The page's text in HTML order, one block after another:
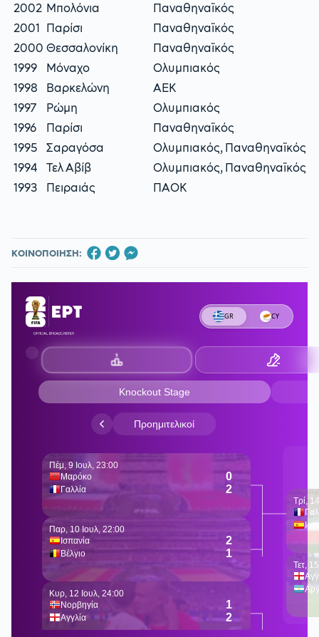
2002 Μπολόνια
Παναθηναϊκός
2001 Παρίσι
Παναθηναϊκός
2000 Θεσσαλονίκη
Παναθηναϊκός
1999
Μόναχο
Ολυμπιακός
1998
Βαρκελώνη
ΑΕΚ
1997
Ρώμη
Ολυμπιακός
1996
Παρίσι
Παναθηναϊκός
1995
Σαραγόσα
Ολυμπιακός, Παναθηναϊκός
1994
Τελ Αβίβ
Ολυμπιακός, Παναθηναϊκός
1993
Πειραιάς ΠΑΟΚ
ΚΟΙΝΟΠΟΙΗΣΗ: